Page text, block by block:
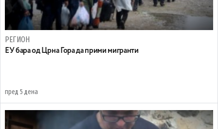
РЕГИОН
EУ бара од Црна Гора да прими мигранти
пред 5 дена